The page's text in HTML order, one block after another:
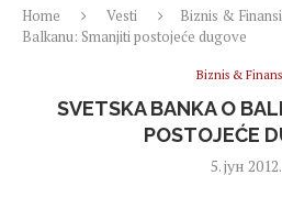
Home Vesti Biznis &
Balkanu: Smanjiti postojeće dugove
Biznis &
SVETSKA BANKA O
POSTOJEĆE
5. јун 2012.